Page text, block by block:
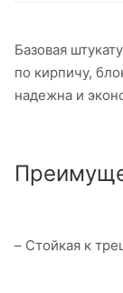
Базовая
по кирпичу,
надежна и
– Стойкая к